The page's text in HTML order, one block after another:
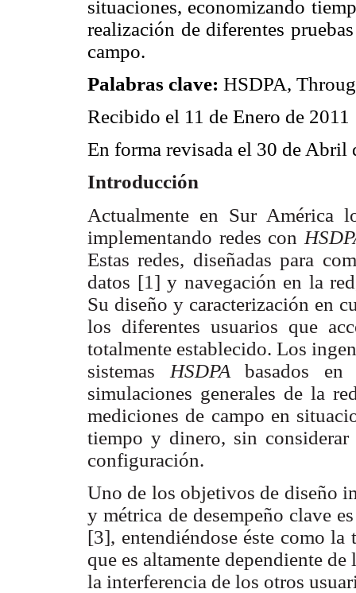
situaciones, economizando
realización de diferentes
campo.
Palabras clave: HSDPA,
Recibido el 11 de Enero de 2011
En forma revisada el 30 de Abril
Introducción
Actualmente en Sur América
implementando redes con
Estas redes, diseñadas para
datos [1] y navegación en la
Su diseño y caracterización en
los diferentes usuarios que
totalmente establecido. Los
sistemas HSDPA basados en
simulaciones generales de la
mediciones de campo en
tiempo y dinero, sin
configuración.
Uno de los objetivos de diseño
y métrica de desempeño clave
[3], entendiéndose éste como
que es altamente dependiente
la interferencia de los otros